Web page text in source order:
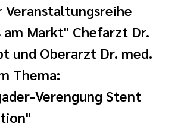
Veranstaltungsreihe
Markt" Chefarzt Dr.
und Oberarzt Dr. med.
Thema:
Verengung Stent